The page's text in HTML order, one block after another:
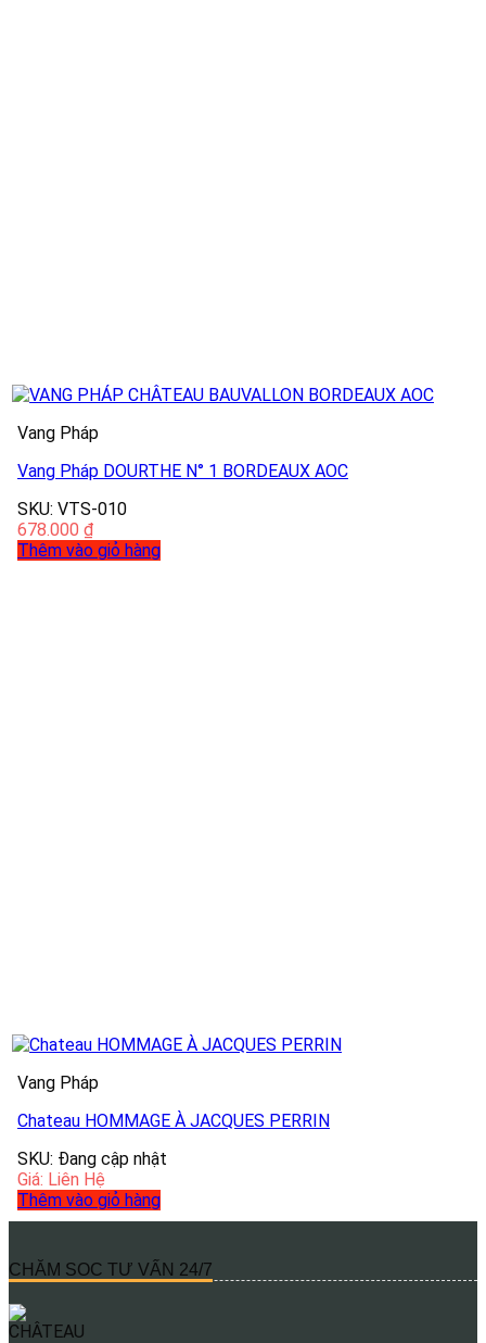
Vang Pháp
Vang Pháp DOURTHE N° 1 BORDEAUX AOC
SKU: VTS-010
678.000 ₫
Thêm vào giỏ hàng
Vang Pháp
Chateau HOMMAGE À JACQUES PERRIN
SKU: Đang cập nhật
Giá: Liên Hệ
Thêm vào giỏ hàng
CHĂM SOC TƯ VẤN 24/7